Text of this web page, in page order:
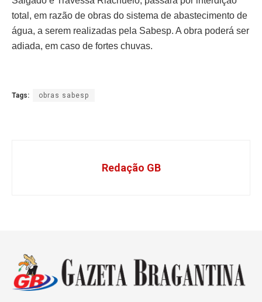
total, em razão de obras do sistema de abastecimento de
água, a serem realizadas pela Sabesp. A obra poderá ser
adiada, em caso de fortes chuvas.
Tags: obras sabesp
Redação GB